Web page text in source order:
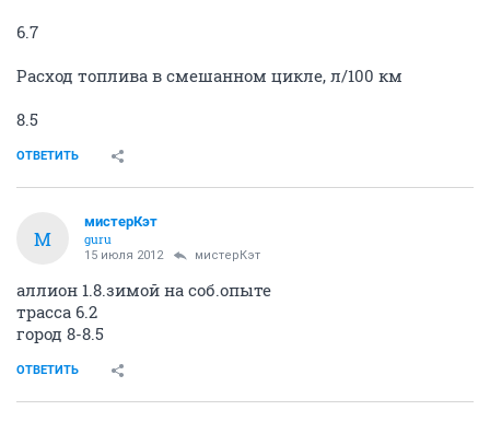
6.7
Расход топлива в смешанном цикле, л/100 км
8.5
ОТВЕТИТЬ
М
мистерКэт
guru
15 июля 2012 мистерКэт
аллион 1.8.зимой на соб.опыте
трасса 6.2
город 8-8.5
ОТВЕТИТЬ